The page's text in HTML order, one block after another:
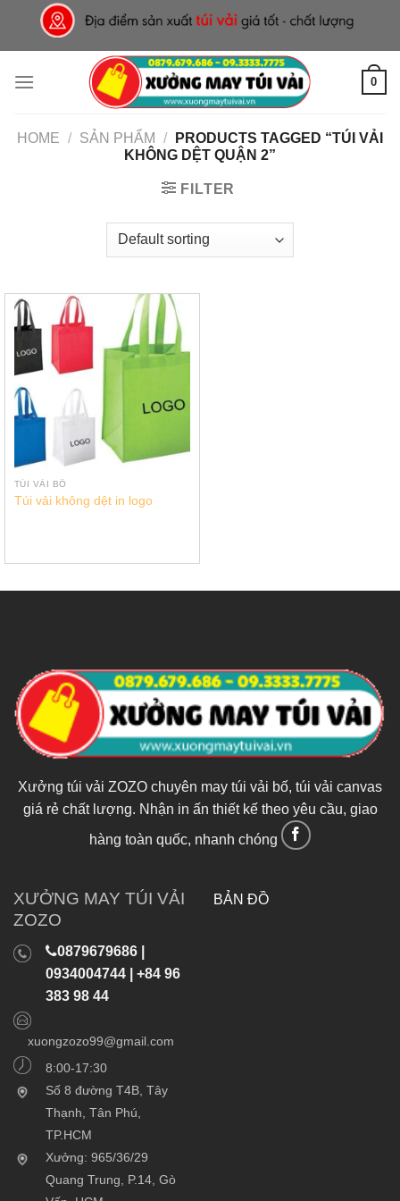
content
0
HOME / SẢN PHẨM /
PRODUCTS TAGGED “TÚI VẢI
KHÔNG DỆT QUẬN 2”
FILTER
TÚI VẢI BỐ
Túi vải không dệt in logo
Xưởng túi vải ZOZO chuyên may túi vải bố, túi vải canvas
giá rẻ chất lượng. Nhận in ấn thiết kế theo yêu cầu, giao
hàng toàn quốc, nhanh chóng
XƯỞNG MAY TÚI VẢI
ZOZO
0879679686 |
0934004744 | +84 96
383 98 44
xuongzozo99@gmail.com
8:00-17:30
Số 8 đường T4B, Tây
Thạnh, Tân Phú,
TP.HCM
Xưởng: 965/36/29
Quang Trung, P.14, Gò
BẢN ĐỒ